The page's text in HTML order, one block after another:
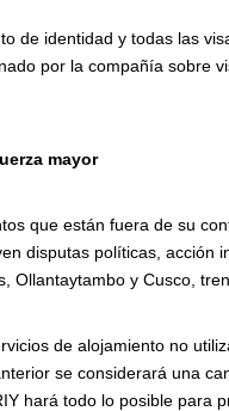
de identidad y todas las
por la compañía sobre
mayor
que están fuera de su
disputas políticas,
Ollantaytambo y Cusco,
de alojamiento no
se considerará una
hará todo lo posible